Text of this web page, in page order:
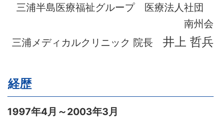
三浦半島医療福祉グループ 医療法人社団
南州会
三浦メディカルクリニック 院長 井上 哲兵
経歴
1997年4月～2003年3月